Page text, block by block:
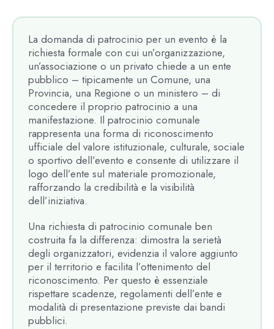
La domanda di patrocinio per un evento è la
richiesta formale con cui un’organizzazione,
un’associazione o un privato chiede a un ente
pubblico – tipicamente un Comune, una
Provincia, una Regione o un ministero – di
concedere il proprio patrocinio a una
manifestazione. Il patrocinio comunale
rappresenta una forma di riconoscimento
ufficiale del valore istituzionale, culturale, sociale
o sportivo dell’evento e consente di utilizzare il
logo dell’ente sul materiale promozionale,
rafforzando la credibilità e la visibilità
dell’iniziativa.
Una richiesta di patrocinio comunale ben
costruita fa la differenza: dimostra la serietà
degli organizzatori, evidenzia il valore aggiunto
per il territorio e facilita l’ottenimento del
riconoscimento. Per questo è essenziale
rispettare scadenze, regolamenti dell’ente e
modalità di presentazione previste dai bandi
pubblici.